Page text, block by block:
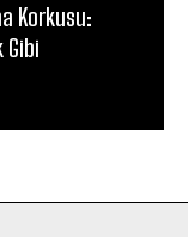
Korkusu:
Gibi